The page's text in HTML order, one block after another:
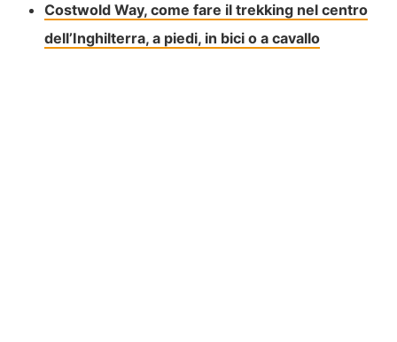
Costwold Way, come fare il trekking nel centro
dell’Inghilterra, a piedi, in bici o a cavallo